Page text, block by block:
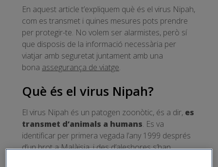
En aquest article t’expliquem què és el virus Nipah,
com es transmet i quines mesures pots prendre
per protegir-te. No volem ser alarmistes, però sí
que disposis de la informació necessària per
viatjar amb seguretat juntament amb una
bona assegurança de viatge.
Què és el virus Nipah?
El virus Nipah és un patogen zoonòtic, és a dir, es
transmet d’animals a humans. Es va
identificar per primera vegada l’any 1999 després
d’un brot a Malàisia, i des d’aleshores s’han